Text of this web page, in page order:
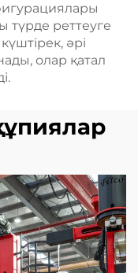
түрде реттеуге
әрі
олар қатал